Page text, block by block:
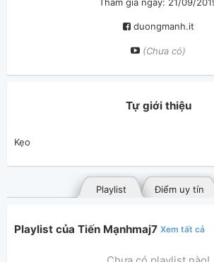
duongmanh.it
(Chưa có)
Tự giới thiệu
Kẹo
Điểm uy tín
Playlist
Playlist của Tiến Mạnhmaj7 Xem tất cả